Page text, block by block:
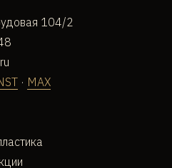
104/2
· MAX